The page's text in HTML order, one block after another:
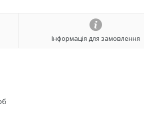
Інформація для замовлення